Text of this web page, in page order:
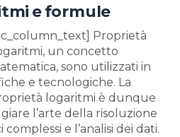
e formule
Proprietà
un concetto
sono utilizzati in
e tecnologiche. La
logaritmi è dunque
l’arte della risoluzione
e l’analisi dei dati.